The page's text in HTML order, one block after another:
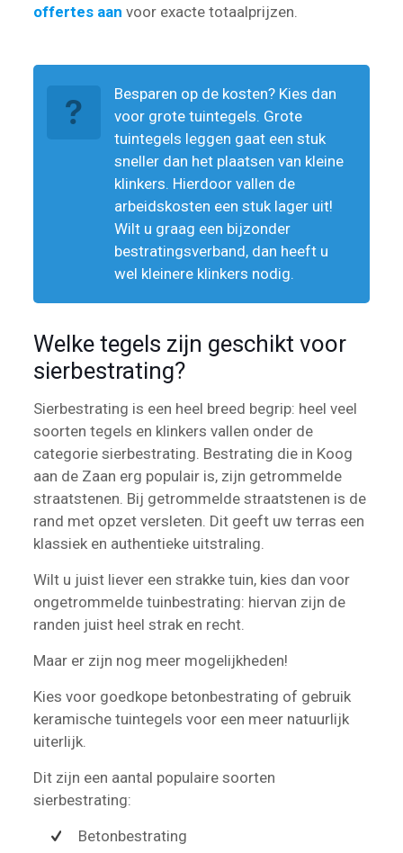
offertes aan voor exacte totaalprijzen.
Besparen op de kosten? Kies dan
voor grote tuintegels. Grote
tuintegels leggen gaat een stuk
sneller dan het plaatsen van kleine
klinkers. Hierdoor vallen de
arbeidskosten een stuk lager uit!
Wilt u graag een bijzonder
bestratingsverband, dan heeft u
wel kleinere klinkers nodig.
Welke tegels zijn geschikt voor
sierbestrating?
Sierbestrating is een heel breed begrip: heel veel
soorten tegels en klinkers vallen onder de
categorie sierbestrating. Bestrating die in Koog
aan de Zaan erg populair is, zijn getrommelde
straatstenen. Bij getrommelde straatstenen is de
rand met opzet versleten. Dit geeft uw terras een
klassiek en authentieke uitstraling.
Wilt u juist liever een strakke tuin, kies dan voor
ongetrommelde tuinbestrating: hiervan zijn de
randen juist heel strak en recht.
Maar er zijn nog meer mogelijkheden!
Kies voor goedkope betonbestrating of gebruik
keramische tuintegels voor een meer natuurlijk
uiterlijk.
Dit zijn een aantal populaire soorten
sierbestrating:
Betonbestrating